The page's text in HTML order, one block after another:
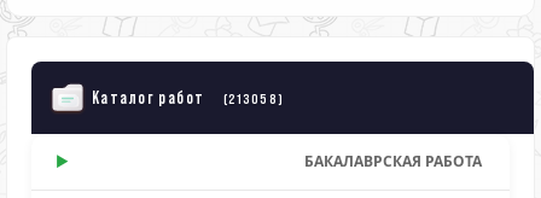
Каталог работ (213058)
БАКАЛАВРСКАЯ РАБОТА